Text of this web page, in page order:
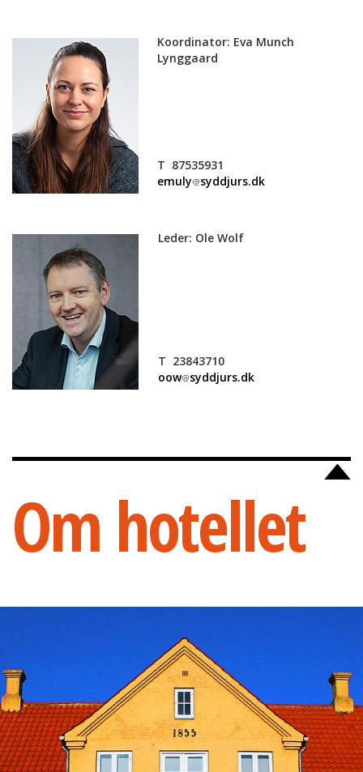
Koordinator: Eva Munch
Lynggaard
T 87535931
emuly
syddjurs.dk
Leder: Ole Wolf
T 23843710
oow syddjurs.dk
Om hotellet